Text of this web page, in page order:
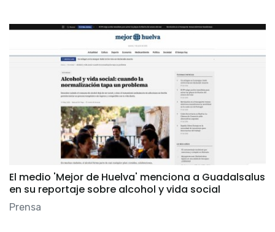
El medio 'Mejor de Huelva' menciona a Guadalsalus
en su reportaje sobre alcohol y vida social
Prensa